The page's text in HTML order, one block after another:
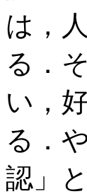
は，
る．
い，
る．
認」